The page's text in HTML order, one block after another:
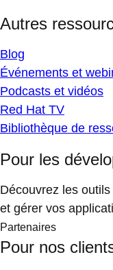
Autres
Blog
Événements et
Podcasts et vidéos
Red Hat TV
Bibliothèque de
Pour les
Découvrez les
et gérer vos
Partenaires
Pour nos